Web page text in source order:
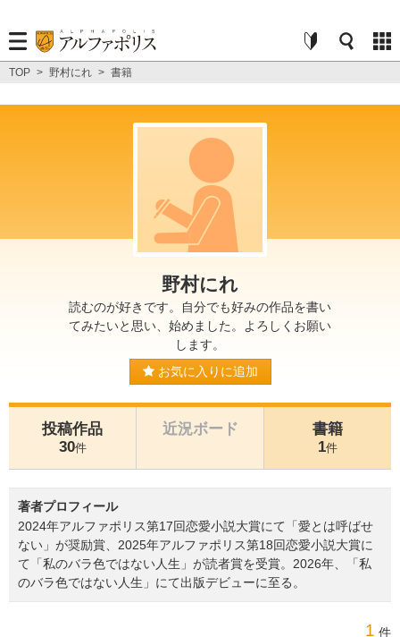
TOP > 野村にれ > 書籍
野村にれ
読むのが好きです。自分でも好みの作品を書い
てみたいと思い、始めました。よろしくお願い
します。
お気に入りに追加
投稿作品
30件
近況ボード
書籍
1件
著者プロフィール
2024年アルファポリス第17回恋愛小説大賞にて「愛とは呼ばせ
ない」が奨励賞、2025年アルファポリス第18回恋愛小説大賞に
て「私のバラ色ではない人生」が読者賞を受賞。2026年、「私
のバラ色ではない人生」にて出版デビューに至る。
1 件